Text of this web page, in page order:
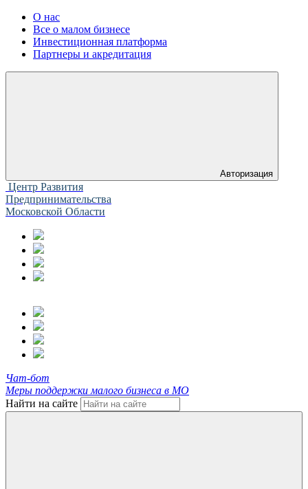
О нас
Все о малом бизнесе
Инвестиционная платформа
Партнеры и акредитация
Авторизация
Центр Развития
Предпринимательства
Московской Области
Чат-бот
Меры поддержки малого бизнеса в МО
Найти на сайте